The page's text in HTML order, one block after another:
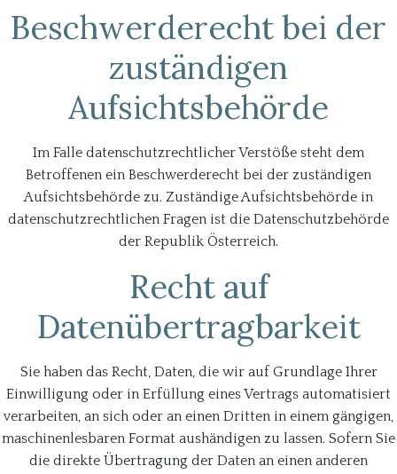
Beschwerderecht bei der
zuständigen
Aufsichtsbehörde
Im Falle datenschutzrechtlicher Verstöße steht dem
Betroffenen ein Beschwerderecht bei der zuständigen
Aufsichtsbehörde zu. Zuständige Aufsichtsbehörde in
datenschutzrechtlichen Fragen ist die Datenschutzbehörde
der Republik Österreich.
Recht auf
Datenübertragbarkeit
Sie haben das Recht, Daten, die wir auf Grundlage Ihrer
Einwilligung oder in Erfüllung eines Vertrags automatisiert
verarbeiten, an sich oder an einen Dritten in einem gängigen,
maschinenlesbaren Format aushändigen zu lassen. Sofern Sie
die direkte Übertragung der Daten an einen anderen